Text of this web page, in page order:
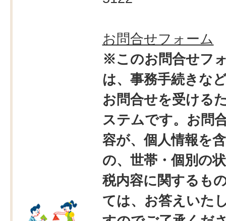
お問合せフォーム
※このお問合せフ
は、事務手続きな
お問合せを受ける
ステムです。お問
容が、個人情報を
の、世帯・個別の
税内容に関するも
ては、お答えいた